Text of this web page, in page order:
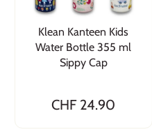
Klean Kanteen Kids
Water Bottle 355 ml
Sippy Cap
CHF 24.90